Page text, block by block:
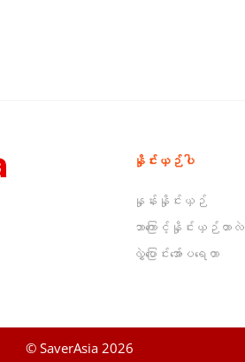
နှိုင်းယှဉ်ပါ
နှုန်းနှိုင်းယှဉ်
ဘာကြောင့်နှိုင်းယှဉ်တာလဲ
လွှဲပြောင်းအော်ပရေတာ
© SaverAsia 2026